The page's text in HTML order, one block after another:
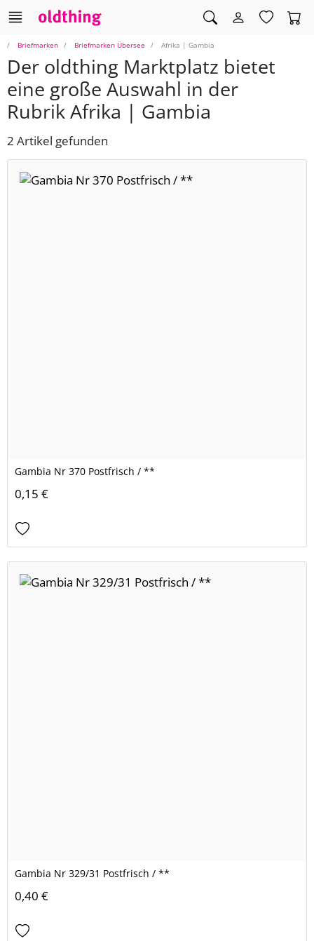
Briefmarken Briefmarken Übersee Afrika | Gambia
Der oldthing Marktplatz bietet
eine große Auswahl in der
Rubrik Afrika | Gambia
2 Artikel gefunden
Gambia Nr 370 Postfrisch / **
0,15 €
Gambia Nr 329/31 Postfrisch / **
0,40 €